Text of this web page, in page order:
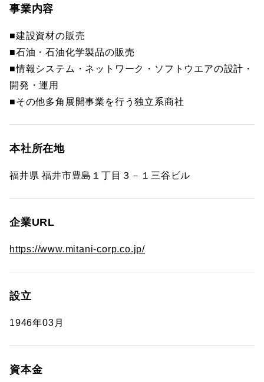
事業内容
■建設資材の販売
■石油・石油化学製品の販売
■情報システム・ネットワーク・ソフトウエアの設計・
開発・運用
■その他多角展開事業を行う独立系商社
本社所在地
福井県 福井市豊島１丁目３－１三谷ビル
企業URL
https://www.mitani-corp.co.jp/
設立
1946年03月
資本金